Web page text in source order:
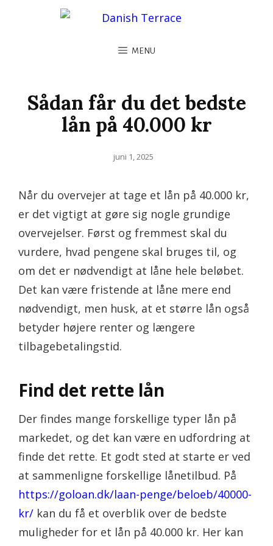
MENU
Sådan får du det bedste
lån på 40.000 kr
Posted
juni 1, 2025
Når du overvejer at tage et lån på 40.000 kr,
er det vigtigt at gøre sig nogle grundige
overvejelser. Først og fremmest skal du
vurdere, hvad pengene skal bruges til, og
om det er nødvendigt at låne hele beløbet.
Det kan være fristende at låne mere end
nødvendigt, men husk, at et større lån også
betyder højere renter og længere
tilbagebetalingstid.
Find det rette lån
Der findes mange forskellige typer lån på
markedet, og det kan være en udfordring at
finde det rette. Et godt sted at starte er ved
at sammenligne forskellige lånetilbud. På
https://goloan.dk/laan-penge/beloeb/40000-
kr/ kan du få et overblik over de bedste
muligheder for et lån på 40.000 kr. Her kan